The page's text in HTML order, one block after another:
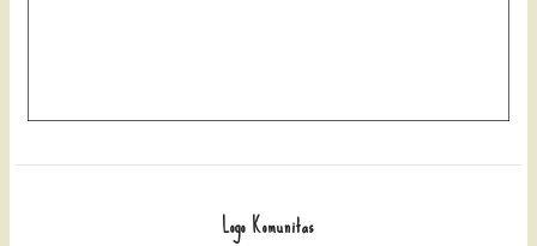
Logo Komunitas